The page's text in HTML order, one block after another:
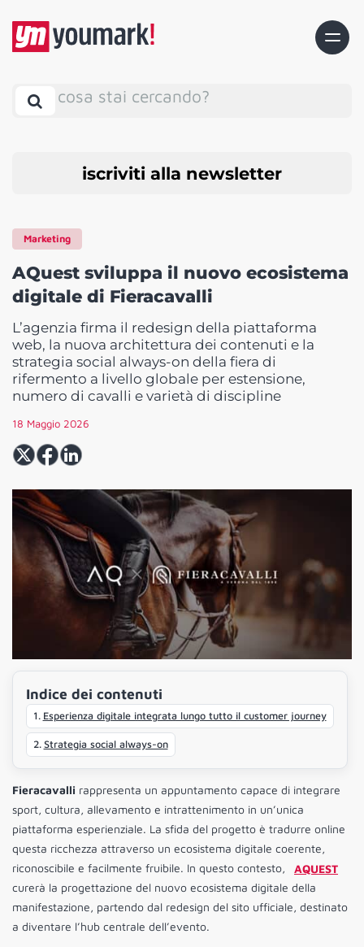
cosa stai cercando?
iscriviti alla newsletter
Marketing
AQuest sviluppa il nuovo ecosistema
digitale di Fieracavalli
L’agenzia firma il redesign della piattaforma
web, la nuova architettura dei contenuti e la
strategia social always-on della fiera di
rifermento a livello globale per estensione,
numero di cavalli e varietà di discipline
18 Maggio 2026
Indice dei contenuti
Esperienza digitale integrata lungo tutto il customer journey
Strategia social always-on
Fieracavalli rappresenta un appuntamento capace di integrare
sport, cultura, allevamento e intrattenimento in un’unica
piattaforma esperienziale. La sfida del progetto è tradurre online
questa ricchezza attraverso un ecosistema digitale coerente,
riconoscibile e facilmente fruibile. In questo contesto,
AQUEST
curerà la progettazione del nuovo ecosistema digitale della
manifestazione, partendo dal redesign del sito ufficiale, destinato
a diventare l’hub centrale dell’evento.